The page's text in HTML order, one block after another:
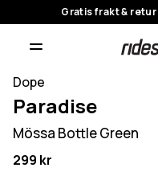
Gratis frakt & retur
Dope
Paradise
Mössa Bottle Green
299 kr